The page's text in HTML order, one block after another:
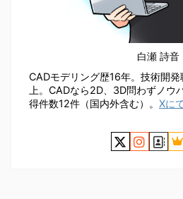
白瀬 詩音
CADモデリング歴16年。技術開
上。CADなら2D、3D問わずノウ
得件数12件（国内外含む）。 Xに